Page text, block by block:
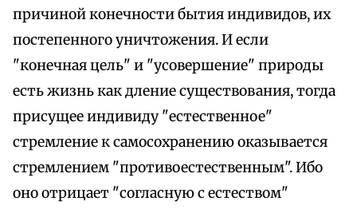
причиной конечности бытия индивидов, их
постепенного уничтожения. И если
"конечная цель" и "усовершение" природы
есть жизнь как дление существования, тогда
присущее индивиду "естественное"
стремление к самосохранению оказывается
стремлением "противоестественным". Ибо
оно отрицает "согласную с естеством"